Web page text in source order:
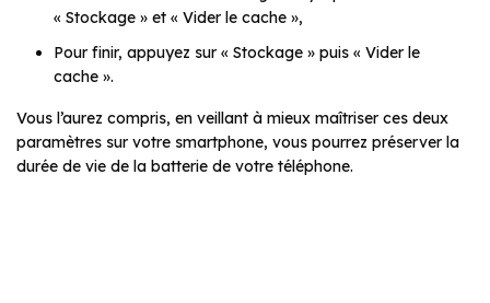
« Stockage » et « Vider le cache »,
Pour finir, appuyez sur « Stockage » puis « Vider le
cache ».
Vous l’aurez compris, en veillant à mieux maîtriser ces deux
paramètres sur votre smartphone, vous pourrez préserver la
durée de vie de la batterie de votre téléphone.